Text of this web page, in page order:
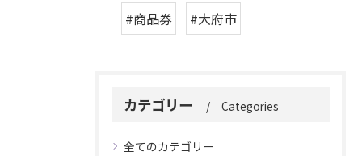
#商品券 #大府市
カテゴリー Categories
全てのカテゴリー